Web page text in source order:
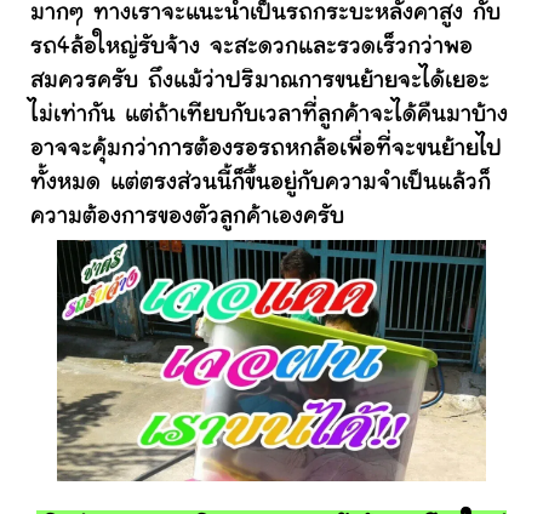
มากๆ ทางเราจะแนะนำเป็นรถกระบะหลังคาสูง กับ
รถ4ล้อใหญ่รับจ้าง จะสะดวกและรวดเร็วกว่าพอ
สมควรครับ ถึงแม้ว่าปริมาณการขนย้ายจะได้เยอะ
ไม่เท่ากัน แต่ถ้าเทียบกับเวลาที่ลูกค้าจะได้คืนมาบ้าง
อาจจะคุ้มกว่าการต้องรอรถหกล้อเพื่อที่จะขนย้ายไป
ทั้งหมด แต่ตรงส่วนนี้ก็ขึ้นอยู่กับความจำเป็นแล้วก็
ความต้องการของตัวลูกค้าเองครับ